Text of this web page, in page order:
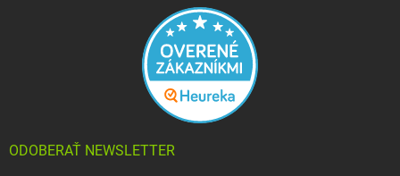
ODOBERAŤ NEWSLETTER